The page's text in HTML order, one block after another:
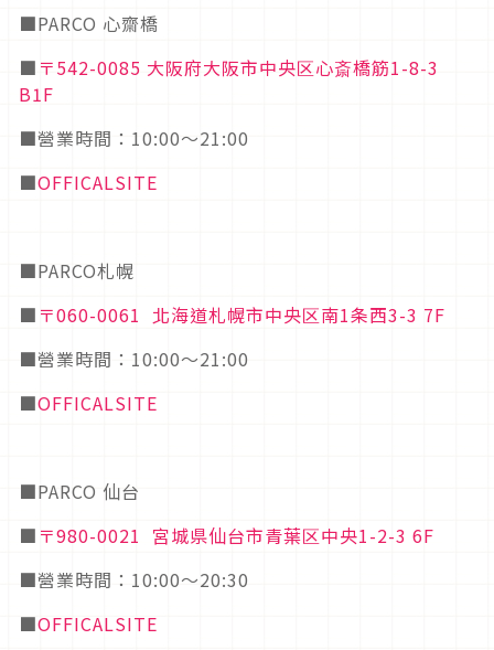
■PARCO 心齋橋
■ 〒542-0085 大阪府大阪市中央区心斎橋筋1-8-3
B1F
■營業時間：10:00～21:00
■OFFICALSITE
■PARCO札幌
■ 〒060-0061 北海道札幌市中央区南1条西3-3 7F
■營業時間：10:00～21:00
■OFFICALSITE
■PARCO 仙台
■ 〒980-0021 宮城県仙台市青葉区中央1-2-3 6F
■營業時間：10:00～20:30
■OFFICALSITE